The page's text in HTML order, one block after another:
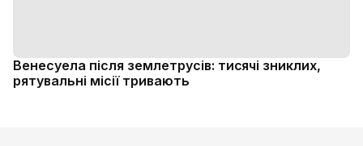
Венесуела після землетрусів: тисячі зниклих,
рятувальні місії тривають